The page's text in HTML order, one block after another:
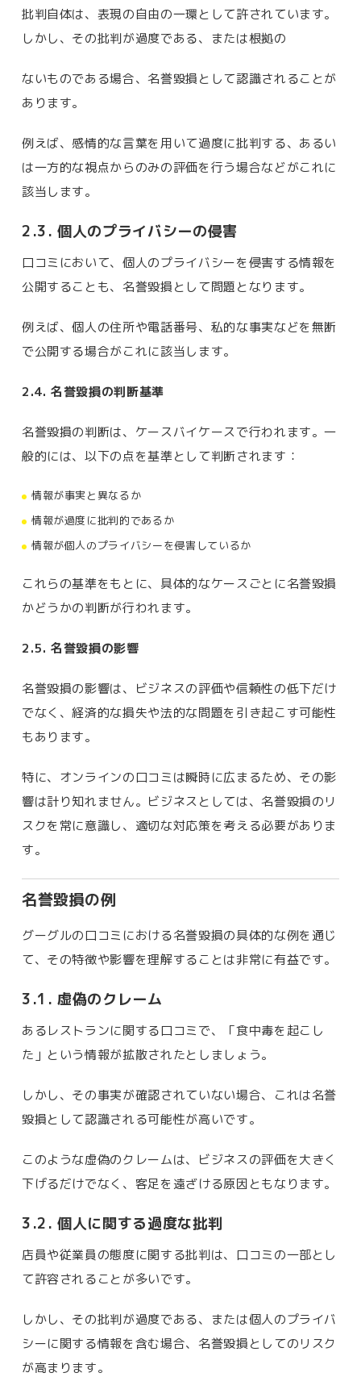
批判自体は、表現の自由の一環として許されています。
しかし、その批判が過度である、または根拠の
ないものである場合、名誉毀損として認識されることが
あります。
例えば、感情的な言葉を用いて過度に批判する、あるい
は一方的な視点からのみの評価を行う場合などがこれに
該当します。
2.3. 個人のプライバシーの侵害
口コミにおいて、個人のプライバシーを侵害する情報を
公開することも、名誉毀損として問題となります。
例えば、個人の住所や電話番号、私的な事実などを無断
で公開する場合がこれに該当します。
2.4. 名誉毀損の判断基準
名誉毀損の判断は、ケースバイケースで行われます。一
般的には、以下の点を基準として判断されます：
情報が事実と異なるか
情報が過度に批判的であるか
情報が個人のプライバシーを侵害しているか
これらの基準をもとに、具体的なケースごとに名誉毀損
かどうかの判断が行われます。
2.5. 名誉毀損の影響
名誉毀損の影響は、ビジネスの評価や信頼性の低下だけ
でなく、経済的な損失や法的な問題を引き起こす可能性
もあります。
特に、オンラインの口コミは瞬時に広まるため、その影
響は計り知れません。ビジネスとしては、名誉毀損のリ
スクを常に意識し、適切な対応策を考える必要がありま
す。
名誉毀損の例
グーグルの口コミにおける名誉毀損の具体的な例を通じ
て、その特徴や影響を理解することは非常に有益です。
3.1. 虚偽のクレーム
あるレストランに関する口コミで、「食中毒を起こし
た」という情報が拡散されたとしましょう。
しかし、その事実が確認されていない場合、これは名誉
毀損として認識される可能性が高いです。
このような虚偽のクレームは、ビジネスの評価を大きく
下げるだけでなく、客足を遠ざける原因ともなります。
3.2. 個人に関する過度な批判
店員や従業員の態度に関する批判は、口コミの一部とし
て許容されることが多いです。
しかし、その批判が過度である、または個人のプライバ
シーに関する情報を含む場合、名誉毀損としてのリスク
が高まります。